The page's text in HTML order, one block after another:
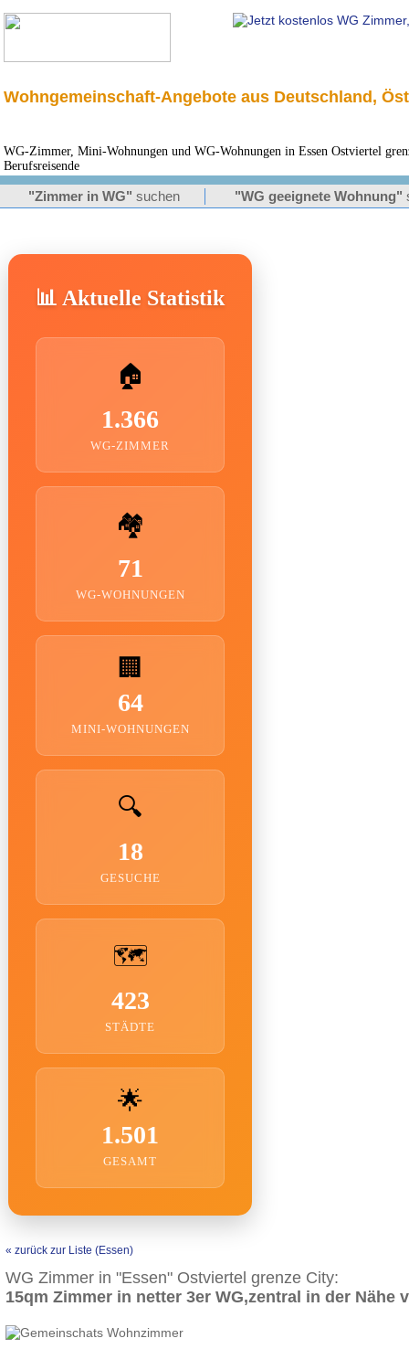
Wohngemeinschaft-Angebote aus Deutschland,
WG-Zimmer, Mini-Wohnungen und WG-Wohnungen in Essen Ostviertel
Berufsreisende
"Zimmer in WG" suchen "WG geeignete Wohnung"
📊 Aktuelle Statistik
🏠
1.366
WG-ZIMMER
🏘️
71
WG-WOHNUNGEN
🏢
64
MINI-WOHNUNGEN
🔍
18
GESUCHE
🗺️
423
STÄDTE
🌟
1.501
GESAMT
« zurück zur Liste (Essen)
WG Zimmer in "Essen" Ostviertel grenze City:
15qm Zimmer in netter 3er WG,zentral in der Nähe